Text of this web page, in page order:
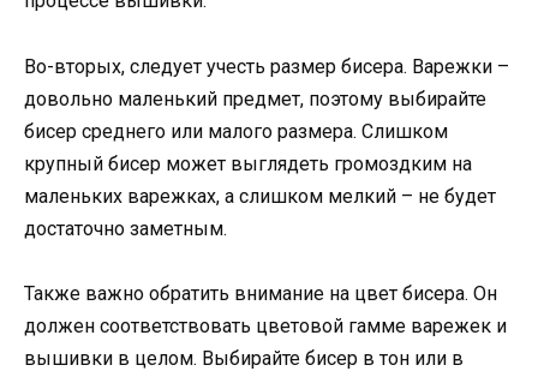
Во-вторых, следует учесть размер бисера. Варежки –
довольно маленький предмет, поэтому выбирайте
бисер среднего или малого размера. Слишком
крупный бисер может выглядеть громоздким на
маленьких варежках, а слишком мелкий – не будет
достаточно заметным.
Также важно обратить внимание на цвет бисера. Он
должен соответствовать цветовой гамме варежек и
вышивки в целом. Выбирайте бисер в тон или в